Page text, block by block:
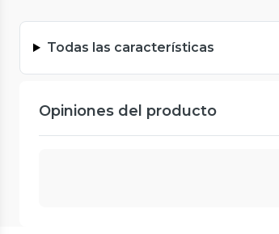
Todas las características
Opiniones del producto